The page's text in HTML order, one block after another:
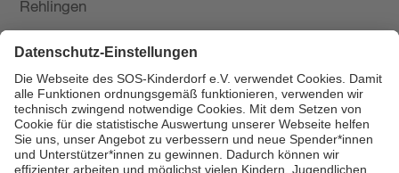
Rehlingen
Hauswirtschafterin / Köchin (m/w/d) als
Ausbilderin (m/w/d) im Bereich
Nahrungszubereitung
in Vollzeit (38,5 Std./Wo.), SOS-Kinderdorf